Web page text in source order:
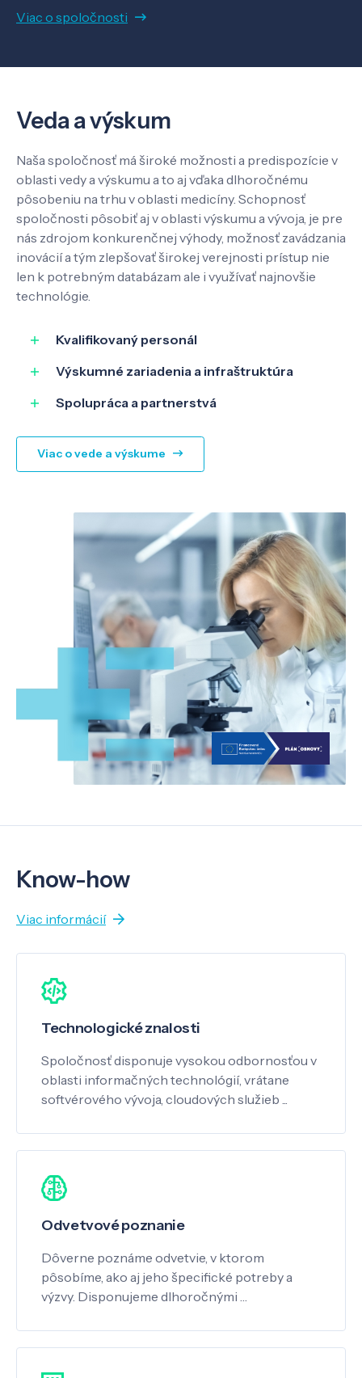
Know-how
O nás
Kontakt
SK EN
Viac o spoločnosti
Veda a výskum
Naša spoločnosť má široké možnosti a predispozície v
oblasti vedy a výskumu a to aj vďaka dlhoročnému
pôsobeniu na trhu v oblasti medicíny. Schopnosť
spoločnosti pôsobiť aj v oblasti výskumu a vývoja, je pre
nás zdrojom konkurenčnej výhody, možnosť zavádzania
inovácií a tým zlepšovať širokej verejnosti prístup nie
len k potrebným databázam ale i využívať najnovšie
technológie.
Kvalifikovaný personál
Výskumné zariadenia a infraštruktúra
Spolupráca a partnerstvá
Viac o vede a výskume
Know-how
Viac informácií
Technologické znalosti
Spoločnosť disponuje vysokou odbornosťou v
oblasti informačných technológií, vrátane
softvérového vývoja, cloudových služieb ...
Odvetvové poznanie
Dôverne poznáme odvetvie, v ktorom
pôsobíme, ako aj jeho špecifické potreby a
výzvy. Disponujeme dlhoročnými …